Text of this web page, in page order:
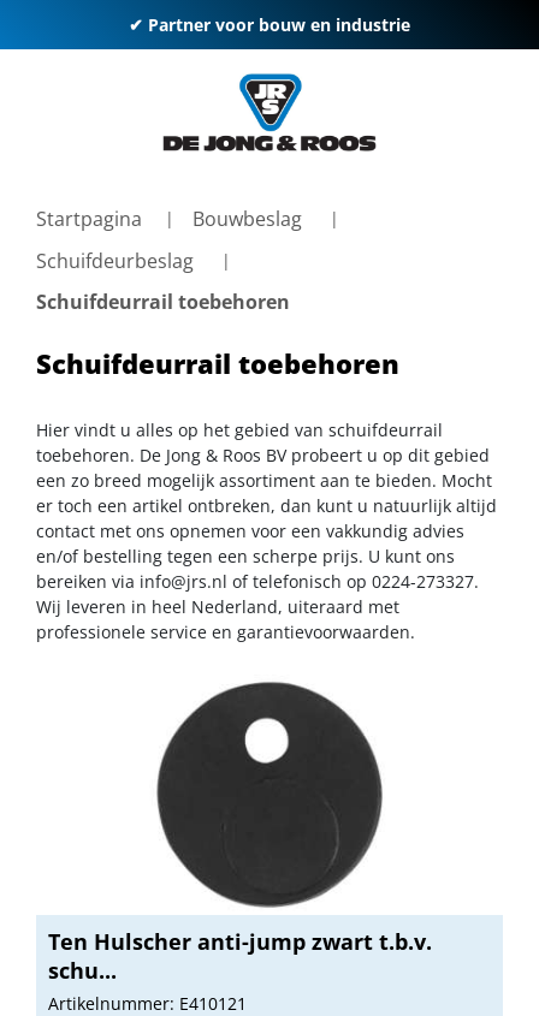
✔ Partner voor bouw en industrie
Startpagina
Bouwbeslag
Schuifdeurbeslag
Schuifdeurrail toebehoren
Schuifdeurrail toebehoren
Hier vindt u alles op het gebied van schuifdeurrail
toebehoren. De Jong & Roos BV probeert u op dit gebied
een zo breed mogelijk assortiment aan te bieden. Mocht
er toch een artikel ontbreken, dan kunt u natuurlijk altijd
contact met ons opnemen voor een vakkundig advies
en/of bestelling tegen een scherpe prijs. U kunt ons
bereiken via info@jrs.nl of telefonisch op 0224-273327.
Wij leveren in heel Nederland, uiteraard met
professionele service en garantievoorwaarden.
Ten Hulscher anti-jump zwart t.b.v.
schu...
Artikelnummer: E410121